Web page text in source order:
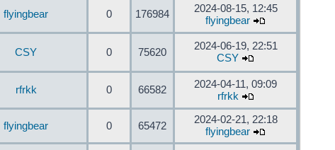
flyingbear 0 176984
2024-08-15, 12:45
flyingbear
CSY 0 75620
2024-06-19, 22:51
CSY
rfrkk 0 66582
2024-04-11, 09:09
rfrkk
flyingbear 0 65472
2024-02-21, 22:18
flyingbear